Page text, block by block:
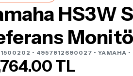
HS3W
• 4957812690027 • YAMAHA
TL